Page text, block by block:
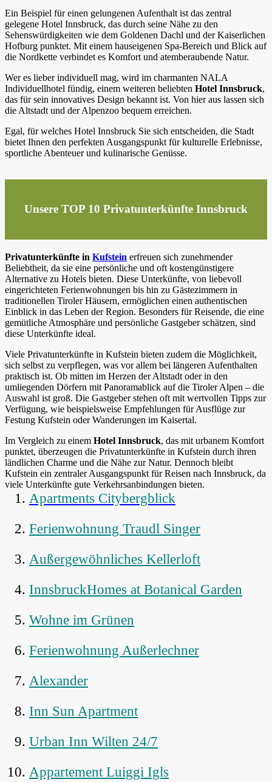
Ein Beispiel für einen gelungenen Aufenthalt ist das zentral
gelegene Hotel Innsbruck, das durch seine Nähe zu den
Sehenswürdigkeiten wie dem Goldenen Dachl und der Kaiserlichen
Hofburg punktet. Mit einem hauseigenen Spa-Bereich und Blick auf
die Nordkette verbindet es Komfort und atemberaubende Natur.
Wer es lieber individuell mag, wird im charmanten NALA
Individuellhotel fündig, einem weiteren beliebten Hotel Innsbruck,
das für sein innovatives Design bekannt ist. Von hier aus lassen sich
die Altstadt und der Alpenzoo bequem erreichen.
Egal, für welches Hotel Innsbruck Sie sich entscheiden, die Stadt
bietet Ihnen den perfekten Ausgangspunkt für kulturelle Erlebnisse,
sportliche Abenteuer und kulinarische Genüsse.
Unsere TOP 10 Privatunterkünfte Innsbruck
Privatunterkünfte in Kufstein erfreuen sich zunehmender
Beliebtheit, da sie eine persönliche und oft kostengünstigere
Alternative zu Hotels bieten. Diese Unterkünfte, von liebevoll
eingerichteten Ferienwohnungen bis hin zu Gästezimmern in
traditionellen Tiroler Häusern, ermöglichen einen authentischen
Einblick in das Leben der Region. Besonders für Reisende, die eine
gemütliche Atmosphäre und persönliche Gastgeber schätzen, sind
diese Unterkünfte ideal.
Viele Privatunterkünfte in Kufstein bieten zudem die Möglichkeit,
sich selbst zu verpflegen, was vor allem bei längeren Aufenthalten
praktisch ist. Ob mitten im Herzen der Altstadt oder in den
umliegenden Dörfern mit Panoramablick auf die Tiroler Alpen – die
Auswahl ist groß. Die Gastgeber stehen oft mit wertvollen Tipps zur
Verfügung, wie beispielsweise Empfehlungen für Ausflüge zur
Festung Kufstein oder Wanderungen im Kaisertal.
Im Vergleich zu einem Hotel Innsbruck, das mit urbanem Komfort
punktet, überzeugen die Privatunterkünfte in Kufstein durch ihren
ländlichen Charme und die Nähe zur Natur. Dennoch bleibt
Kufstein ein zentraler Ausgangspunkt für Reisen nach Innsbruck, da
viele Unterkünfte gute Verkehrsanbindungen bieten.
Apartments Citybergblick
Ferienwohnung Traudl Singer
Außergewöhnliches Kellerloft
InnsbruckHomes at Botanical Garden
Wohne im Grünen
Ferienwohnung Außerlechner
Alexander
Inn Sun Apartment
Urban Inn Wilten 24/7
Appartement Luiggi Igls